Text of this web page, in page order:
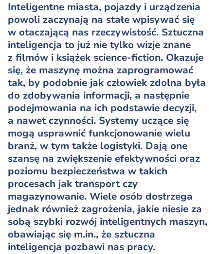
Inteligentne miasta, pojazdy i urządzenia
powoli zaczynają na stałe wpisywać się
w otaczającą nas rzeczywistość. Sztuczna
inteligencja to już nie tylko wizje znane
z filmów i książek science-fiction. Okazuje
się, że maszynę można zaprogramować
tak, by podobnie jak człowiek zdolna była
do zdobywania informacji, a następnie
podejmowania na ich podstawie decyzji,
a nawet czynności. Systemy uczące się
mogą usprawnić funkcjonowanie wielu
branż, w tym także logistyki. Dają one
szansę na zwiększenie efektywności oraz
poziomu bezpieczeństwa w takich
procesach jak transport czy
magazynowanie. Wiele osób dostrzega
jednak również zagrożenia, jakie niesie za
sobą szybki rozwój inteligentnych maszyn,
obawiając się m.in., że sztuczna
inteligencja pozbawi nas pracy.